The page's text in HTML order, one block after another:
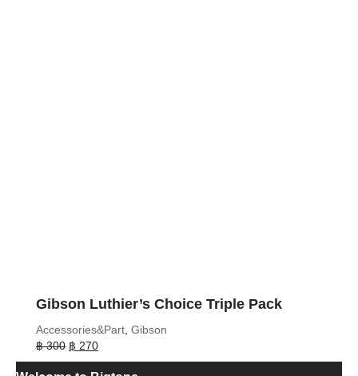
Gibson Luthier’s Choice Triple Pack
Accessories&Part, Gibson
฿300 Original
price
฿ 270Current
price